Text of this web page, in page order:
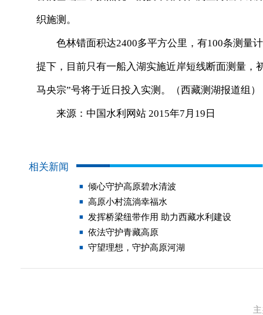
织施测。
色林错面积达2400多平方公里，有100条测量
提下，目前只有一船入湖实施近岸短线断面测量，
马央宗”号将于近日投入实测。（西藏测湖报道组）
来源：中国水利网站 2015年7月19日
相关新闻
倾心守护高原碧水清波
高原小村流淌幸福水
发挥桥梁纽带作用 助力西藏水利建设
依法守护青藏高原
守望理想，守护高原河湖